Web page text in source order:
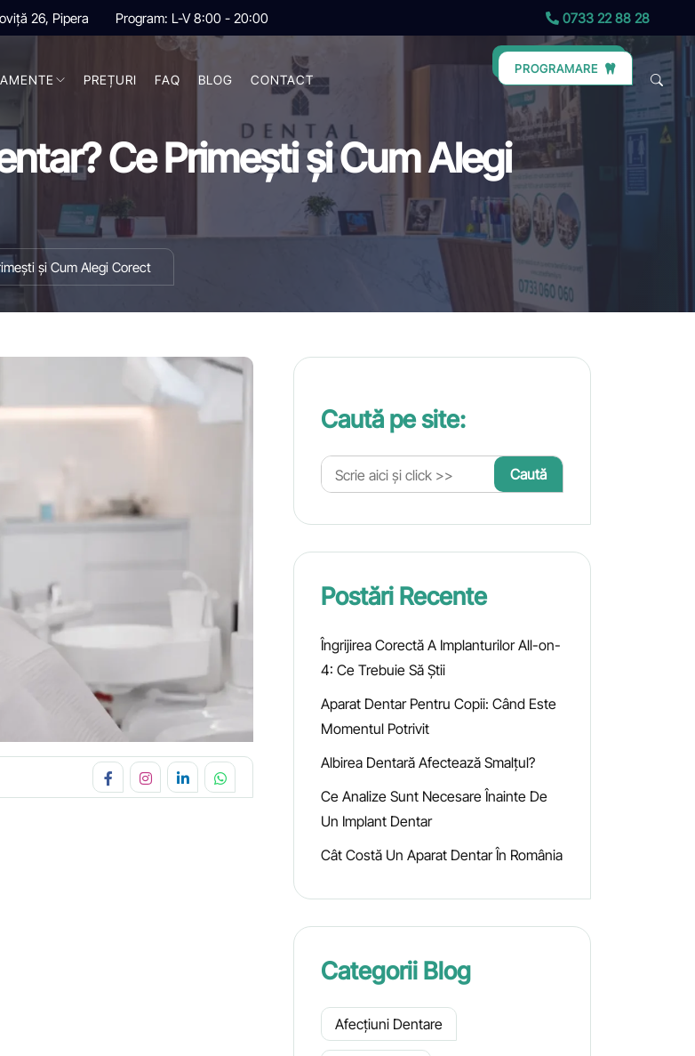
26, Pipera Program: L-V 8:00 - 20:00 0733 22 88 28
PREȚURI FAQ BLOG CONTACT
PROGRAMARE
Ce Primești și Cum Alegi
și Cum Alegi Corect
Caută pe site:
Postări Recente
Îngrijirea Corectă A Implanturilor All-on-
4: Ce Trebuie Să Știi
Aparat Dentar Pentru Copii: Când Este
Momentul Potrivit
Albirea Dentară Afectează Smalțul?
Ce Analize Sunt Necesare Înainte De
Un Implant Dentar
Cât Costă Un Aparat Dentar În România
Categorii Blog
Afecțiuni Dentare